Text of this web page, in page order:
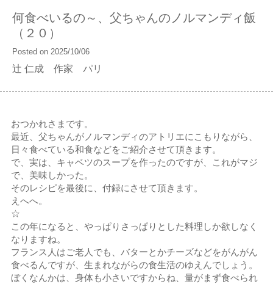
何食べいるの～、父ちゃんのノルマンディ飯
（２０）
Posted on 2025/10/06
辻 仁成 作家 パリ
おつかれさまです。
最近、父ちゃんがノルマンディのアトリエにこもりながら、
日々食べている和食などをご紹介させて頂きます。
で、実は、キャベツのスープを作ったのですが、これがマジ
で、美味しかった。
そのレシピを最後に、付録にさせて頂きます。
えへへ。
☆
この年になると、やっぱりさっぱりとした料理しか欲しなく
なりますね。
フランス人はご老人でも、バターとかチーズなどをがんがん
食べるんですが、生まれながらの食生活のゆえんでしょう。
ぼくなんかは、身体も小さいですからね、量がまず食べられ